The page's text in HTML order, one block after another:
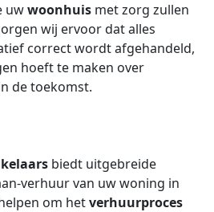
uwwoonhuis met zorg zullen
wij ervoor dat alles
correct wordt afgehandeld,
hoeft te maken over
de toekomst.
biedt uitgebreide
verhuur van uw woning in
om hetverhuurproces